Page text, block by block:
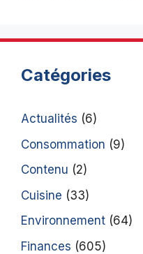
Catégories
Actualités (6)
Consommation (9)
Contenu (2)
Cuisine (33)
Environnement (64)
Finances (605)